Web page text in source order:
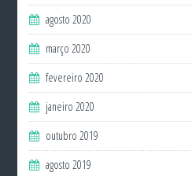
agosto 2020
março 2020
fevereiro 2020
janeiro 2020
outubro 2019
agosto 2019